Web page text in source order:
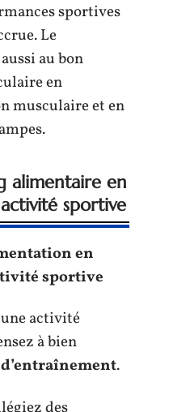
sportives
Le
au bon
en
musculaire et en
alimentaire en
sportive
en
sportive
activité
à bien
d’entraînement.